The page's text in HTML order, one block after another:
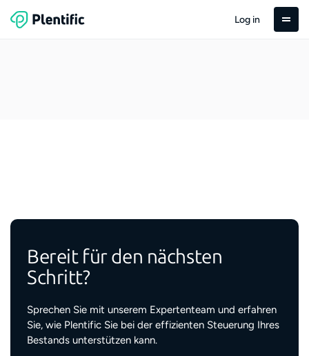
Log in
Bereit für den nächsten
Schritt?
Sprechen Sie mit unserem Expertenteam und erfahren
Sie, wie Plentific Sie bei der effizienten Steuerung Ihres
Bestands unterstützen kann.